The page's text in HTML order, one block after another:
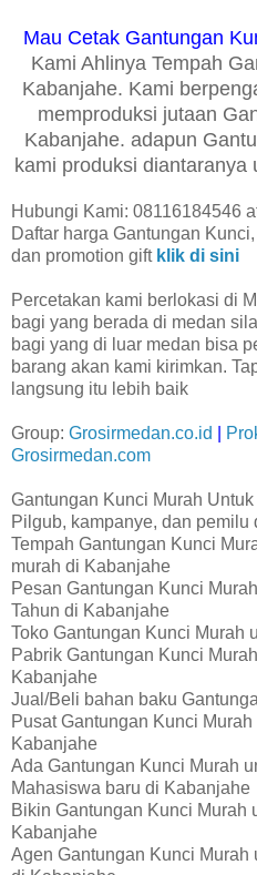
Mau Cetak Gantungan
Kami Ahlinya Tempah
Kabanjahe. Kami
memproduksi jutaan
Kabanjahe. adapun
kami produksi diantaranya
Hubungi Kami: 08116184546
Daftar harga Gantungan
dan promotion gift klik di sini
Percetakan kami berlokasi di
bagi yang berada di medan
bagi yang di luar medan bisa
barang akan kami kirimkan.
langsung itu lebih baik
Group: Grosirmedan.co.id
Grosirmedan.com
Gantungan Kunci Murah
Pilgub, kampanye, dan pemilu
Tempah Gantungan Kunci
murah di Kabanjahe
Pesan Gantungan Kunci
Tahun di Kabanjahe
Toko Gantungan Kunci Murah
Pabrik Gantungan Kunci
Kabanjahe
Jual/Beli bahan baku
Pusat Gantungan Kunci
Kabanjahe
Ada Gantungan Kunci Murah
Mahasiswa baru di Kabanjahe
Bikin Gantungan Kunci Murah
Kabanjahe
Agen Gantungan Kunci